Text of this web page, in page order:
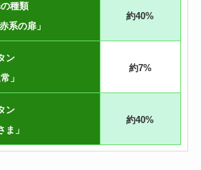
種類
系の扉」
約40%
ン
」
約7%
ン
ま」
約40%